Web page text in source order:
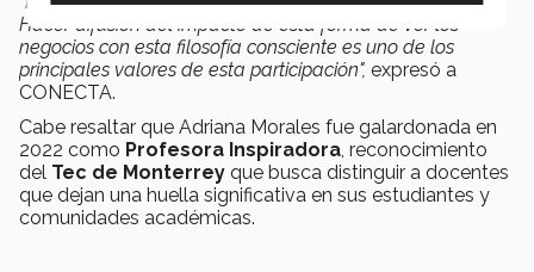
Hacer difusión del impacto de esta forma de ver los
negocios con esta filosofía consciente es uno de los
principales valores de esta participación", expresó a
CONECTA.
Cabe resaltar que Adriana Morales fue galardonada en
2022 como Profesora Inspiradora , reconocimiento
del Tec de Monterrey que busca distinguir a docentes
que dejan una huella significativa en sus estudiantes y
comunidades académicas.